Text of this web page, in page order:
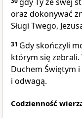
oraz dokonywać
Sługi Twego,
31 Gdy skończyli
którym się zebrali.
Duchem Świętym i
i odwagą.
Codzienność